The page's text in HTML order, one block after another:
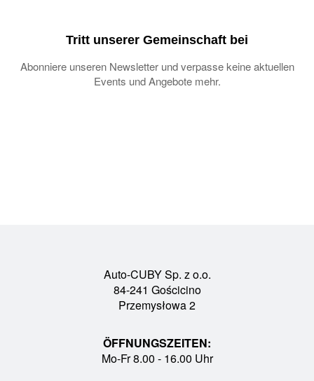
Tritt unserer Gemeinschaft bei
Abonniere unseren Newsletter und verpasse keine aktuellen
Events und Angebote mehr.
Auto-CUBY Sp. z o.o.
84-241 Gościcino
Przemysłowa 2
ÖFFNUNGSZEITEN:
Mo-Fr 8.00 - 16.00 Uhr